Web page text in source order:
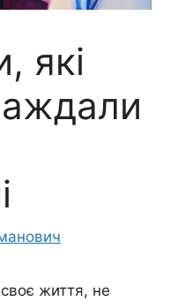
які
життя, не